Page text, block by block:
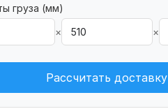
груза (мм)
×
×
Рассчитать доставку